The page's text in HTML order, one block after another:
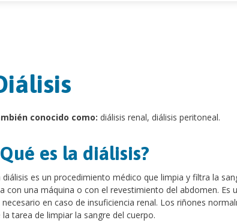
conocido como: diálisis renal, diálisis peritoneal.
es la diálisis?
diálisis es un procedimiento médico que limpia y filtra la
con una máquina o con el revestimiento del abdomen. Es
necesario en caso de insuficiencia renal. Los riñones
la tarea de limpiar la sangre del cuerpo.